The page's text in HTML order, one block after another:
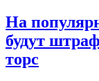
На
будут
торс